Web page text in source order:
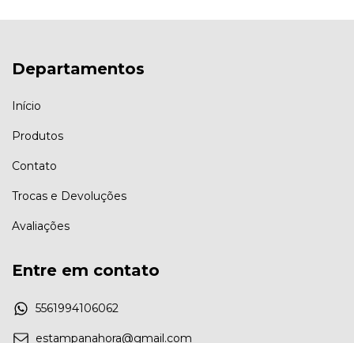
Departamentos
Início
Produtos
Contato
Trocas e Devoluções
Avaliações
Entre em contato
5561994106062
estampanahora@gmail.com